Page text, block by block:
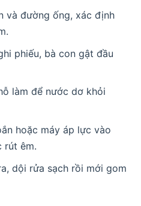
và đường ống, xác định
phiếu, bà con gật đầu
làm để nước dơ khỏi
hoặc máy áp lực vào
rút êm.
dội rửa sạch rồi mới gom